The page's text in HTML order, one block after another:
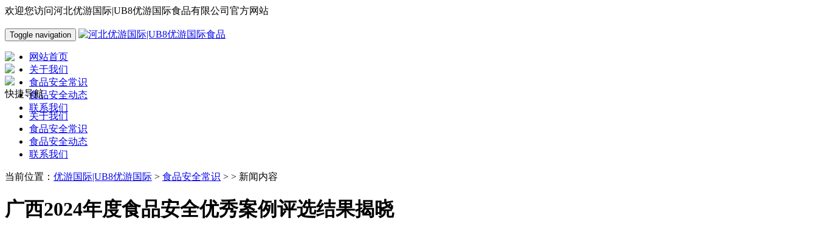
欢迎您访问河北优游国际|UB8优游国际食品有限公司官方网站
Toggle navigation
网站首页
关于我们
食品安全常识
食品安全动态
联系我们
快捷导航
关于我们
食品安全常识
食品安全动态
联系我们
当前位置： 优游国际|UB8优游国际 > 食品安全常识 > > 新闻内容
广西2024年度食品安全优秀案例评选结果揭晓